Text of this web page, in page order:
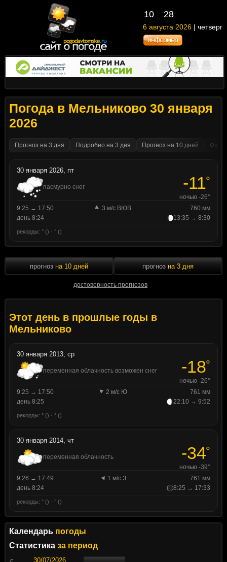
10 28
6 августа 2026 | четверг
Погода в Мельниково 30 января
2026
Прогноз на 3 дня Подробно на 3 дня Прогноз на 10 дней
30 января 2026, пт
пасмурно снег -11°
ночью -26°
9:25 → 17:50
3 м/с ВЮВ
760 мм
день 8:24
13:35 → 8:30
рекорды: ° () · ° ()
прогноз на 10 дней
достоверность прогнозов
прогноз на 3 дня
Этот день в прошлые годы в
Мельниково
30 января 2013, ср
переменная облачность возможен снег -18°
ночью -26°
9:25 → 17:50
2 м/с Ю
761 мм
день 8:25
22:10 → 9:52
рекорды: ° () · ° ()
30 января 2014, чт
переменная облачность -34°
ночью -39°
9:26 → 17:49
1 м/с З
761 мм
день 8:24
8:25 → 17:33
рекорды: ° () · ° ()
Календарь погоды
Статистика за период
c